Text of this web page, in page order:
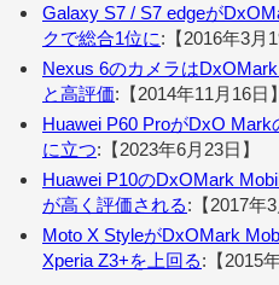
Galaxy S7 / S7 edgeが
クで総合1位に:【2016年3月
Nexus 6のカメラは
と高評価:【2014年11月16日】
Huawei P60 ProがDxO
に立つ:【2023年6月23日】
Huawei P10のDxOMark
が高く評価される:【2017年3
Moto X StyleがDxOMark
Xperia Z3+を上回る:【2015